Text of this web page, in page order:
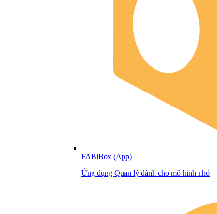
FABiBox (App)
Ứng dụng Quản lý dành cho mô hình nhỏ